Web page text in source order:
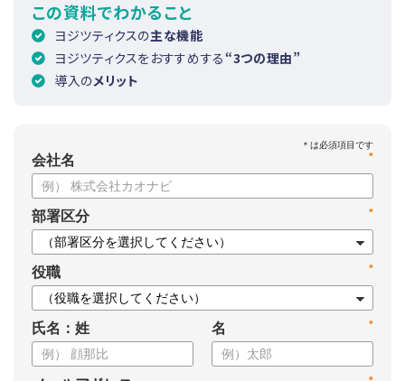
この資料でわかること
ヨジツティクスの主な機能
ヨジツティクスをおすすめする “3つの理由”
導入のメリット
*
会社名
*
部署区分
*
役職
氏名：姓 *
名